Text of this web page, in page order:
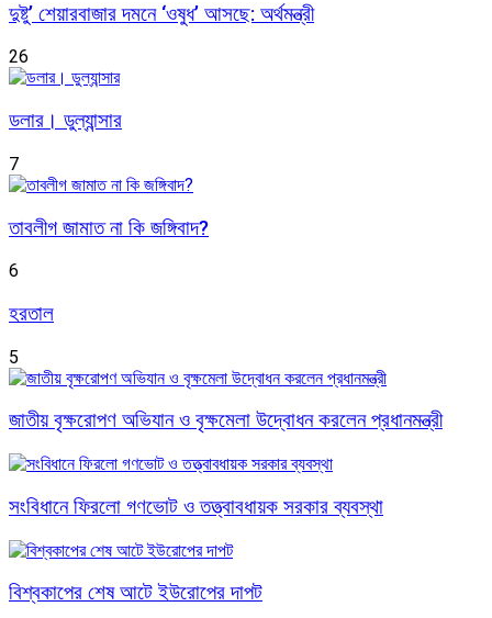
দুষ্টু’ শেয়ারবাজার দমনে ‘ওষুধ’ আসছে: অর্থমন্ত্রী
26
ডলার। ডুল্যান্সার
7
তাবলীগ জামাত না কি জঙ্গিবাদ?
6
হরতাল
5
জাতীয় বৃক্ষরোপণ অভিযান ও বৃক্ষমেলা উদ্বোধন করলেন প্রধানমন্ত্রী
সংবিধানে ফিরলো গণভোট ও তত্ত্বাবধায়ক সরকার ব্যবস্থা
বিশ্বকাপের শেষ আটে ইউরোপের দাপট